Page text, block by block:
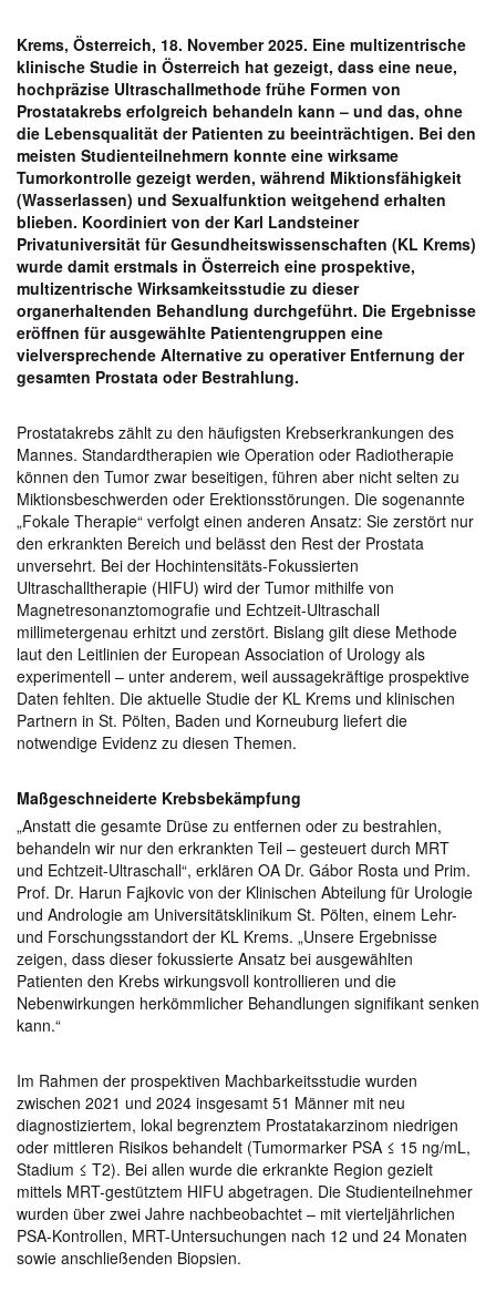
Krems, Österreich, 18. November 2025. Eine multizentrische
klinische Studie in Österreich hat gezeigt, dass eine neue,
hochpräzise Ultraschallmethode frühe Formen von
Prostatakrebs erfolgreich behandeln kann – und das, ohne
die Lebensqualität der Patienten zu beeinträchtigen. Bei den
meisten Studienteilnehmern konnte eine wirksame
Tumorkontrolle gezeigt werden, während Miktionsfähigkeit
(Wasserlassen) und Sexualfunktion weitgehend erhalten
blieben. Koordiniert von der Karl Landsteiner
Privatuniversität für Gesundheitswissenschaften (KL Krems)
wurde damit erstmals in Österreich eine prospektive,
multizentrische Wirksamkeitsstudie zu dieser
organerhaltenden Behandlung durchgeführt. Die Ergebnisse
eröffnen für ausgewählte Patientengruppen eine
vielversprechende Alternative zu operativer Entfernung der
gesamten Prostata oder Bestrahlung.
Prostatakrebs zählt zu den häufigsten Krebserkrankungen des
Mannes. Standardtherapien wie Operation oder Radiotherapie
können den Tumor zwar beseitigen, führen aber nicht selten zu
Miktionsbeschwerden oder Erektionsstörungen. Die sogenannte
„Fokale Therapie“ verfolgt einen anderen Ansatz: Sie zerstört nur
den erkrankten Bereich und belässt den Rest der Prostata
unversehrt. Bei der Hochintensitäts-Fokussierten
Ultraschalltherapie (HIFU) wird der Tumor mithilfe von
Magnetresonanztomografie und Echtzeit-Ultraschall
millimetergenau erhitzt und zerstört. Bislang gilt diese Methode
laut den Leitlinien der European Association of Urology als
experimentell – unter anderem, weil aussagekräftige prospektive
Daten fehlten. Die aktuelle Studie der KL Krems und klinischen
Partnern in St. Pölten, Baden und Korneuburg liefert die
notwendige Evidenz zu diesen Themen.
Maßgeschneiderte Krebsbekämpfung
„Anstatt die gesamte Drüse zu entfernen oder zu bestrahlen,
behandeln wir nur den erkrankten Teil – gesteuert durch MRT
und Echtzeit-Ultraschall“, erklären OA Dr. Gábor Rosta und Prim.
Prof. Dr. Harun Fajkovic von der Klinischen Abteilung für Urologie
und Andrologie am Universitätsklinikum St. Pölten, einem Lehr-
und Forschungsstandort der KL Krems. „Unsere Ergebnisse
zeigen, dass dieser fokussierte Ansatz bei ausgewählten
Patienten den Krebs wirkungsvoll kontrollieren und die
Nebenwirkungen herkömmlicher Behandlungen signifikant senken
kann.“
Im Rahmen der prospektiven Machbarkeitsstudie wurden
zwischen 2021 und 2024 insgesamt 51 Männer mit neu
diagnostiziertem, lokal begrenztem Prostatakarzinom niedrigen
oder mittleren Risikos behandelt (Tumormarker PSA ≤ 15 ng/mL,
Stadium ≤ T2). Bei allen wurde die erkrankte Region gezielt
mittels MRT-gestütztem HIFU abgetragen. Die Studienteilnehmer
wurden über zwei Jahre nachbeobachtet – mit vierteljährlichen
PSA-Kontrollen, MRT-Untersuchungen nach 12 und 24 Monaten
sowie anschließenden Biopsien.